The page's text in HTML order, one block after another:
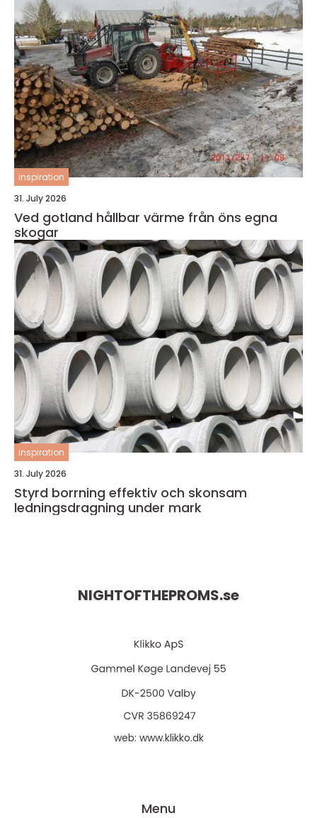
inspiration
31. July 2026
Ved gotland hållbar värme från öns egna
skogar
inspiration
31. July 2026
Styrd borrning effektiv och skonsam
ledningsdragning under mark
NIGHTOFTHEPROMS.se
web: www.klikko.dk
Menu